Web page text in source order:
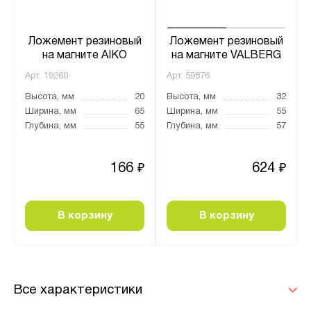
Ложемент резиновый
на магните AIKO
Арт. 19260
Высота, мм
20
Ширина, мм
65
Глубина, мм
55
166 ₽
В корзину
Ложемент резиновый
на магните VALBERG
Арт. 59876
Высота, мм
32
Ширина, мм
55
Глубина, мм
57
624 ₽
В корзину
Все характеристики